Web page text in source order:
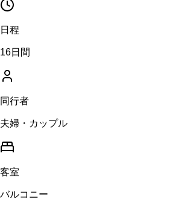
日程
16日間
同行者
夫婦・カップル
客室
バルコニー